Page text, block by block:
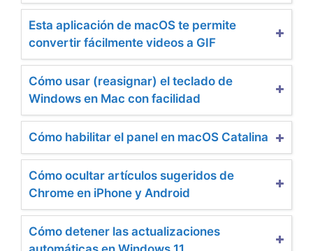
Esta aplicación de macOS te permite
convertir fácilmente videos a GIF
Cómo usar (reasignar) el teclado de
Windows en Mac con facilidad
Cómo habilitar el panel en macOS Catalina
Cómo ocultar artículos sugeridos de
Chrome en iPhone y Android
Cómo detener las actualizaciones